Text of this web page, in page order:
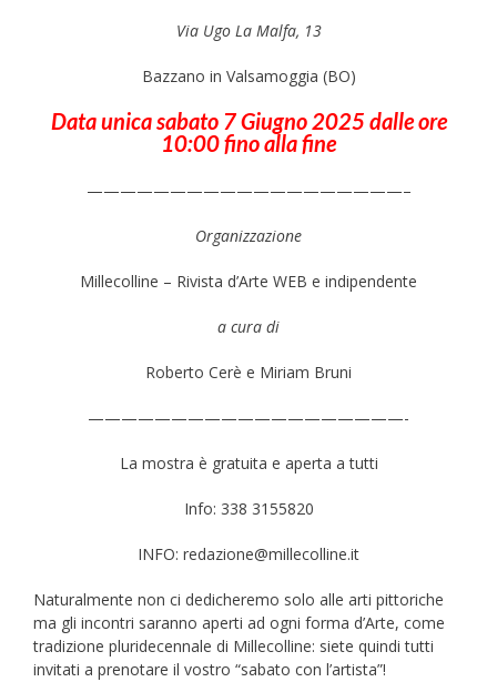
Via Ugo La Malfa, 13
Bazzano in Valsamoggia (BO)
Data unica sabato 7 Giugno 2025 dalle ore
10:00 fino alla fine
———————————————————–
Organizzazione
Millecolline – Rivista d’Arte WEB e indipendente
a cura di
Roberto Cerè e Miriam Bruni
———————————————————-
La mostra è gratuita e aperta a tutti
Info: 338 3155820
INFO: redazione@millecolline.it
Naturalmente non ci dedicheremo solo alle arti pittoriche
ma gli incontri saranno aperti ad ogni forma d’Arte, come
tradizione pluridecennale di Millecolline: siete quindi tutti
invitati a prenotare il vostro “sabato con l’artista”!